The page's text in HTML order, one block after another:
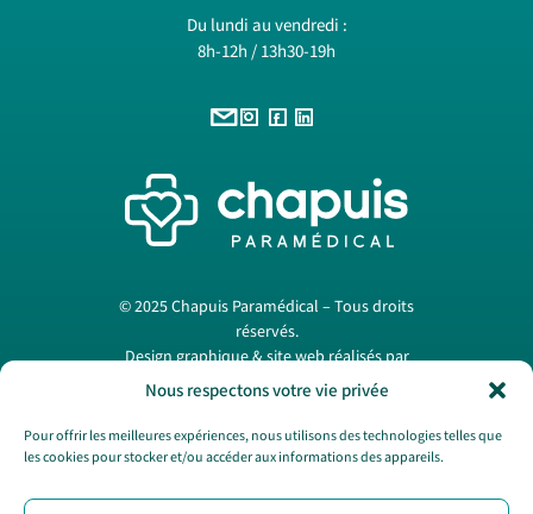
Nous respectons votre vie privée
Pour offrir les meilleures expériences, nous utilisons des technologies telles que
les cookies pour stocker et/ou accéder aux informations des appareils.
Du lundi au vendredi :
8h-12h / 13h30-19h
© 2025 Chapuis Paramédical – Tous droits
réservés.
Design graphique & site web réalisés par
Papermint Création . —Mentions légales